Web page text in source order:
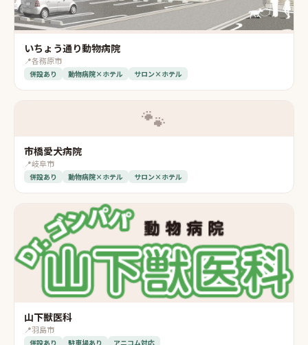
いちょう通り動物病院
📍各務原市
併設あり 動物病院×ホテル サロン×ホテル
🐾
市橋愛犬病院
📍岐阜市
併設あり 動物病院×ホテル サロン×ホテル
山下獣医科
📍羽島市
併設あり 駐車場あり アニコム対応